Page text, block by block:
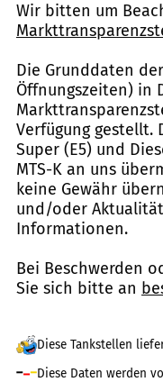
Wir bitten um
Die Grunddaten
Öffnungszeiten) in
Verfügung gestellt.
Super (E5) und
MTS-K an uns
keine Gewähr
und/oder
Informationen.
Bei Beschwerden
Sie sich bitte an
Diese Tankstellen
Diese Daten werden